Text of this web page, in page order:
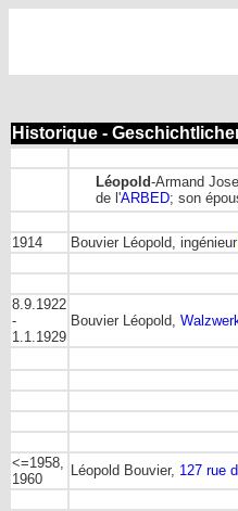
Historique -
Léopold-Armand
de l'ARBED; son
1914 Bouvier Léopold, ingénieur
8.9.1922
-
1.1.1929
Bouvier Léopold,
<=1958,
1960
Léopold Bouvier, 127 rue